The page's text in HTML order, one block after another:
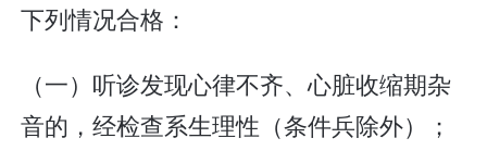
下列情况合格：
（一）听诊发现心律不齐、心脏收缩期杂
音的，经检查系生理性（条件兵除外）；